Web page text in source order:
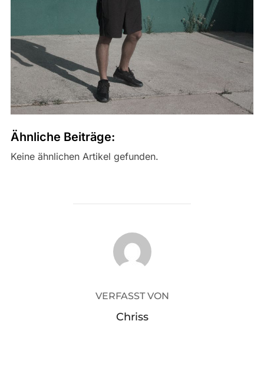
Ähnliche Beiträge:
Keine ähnlichen Artikel gefunden.
BEITRAGSAUTOR
VERFASST VON
Chriss